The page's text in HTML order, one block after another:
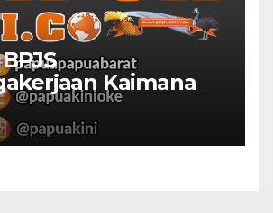
Kaimana
53 Persen di 2026